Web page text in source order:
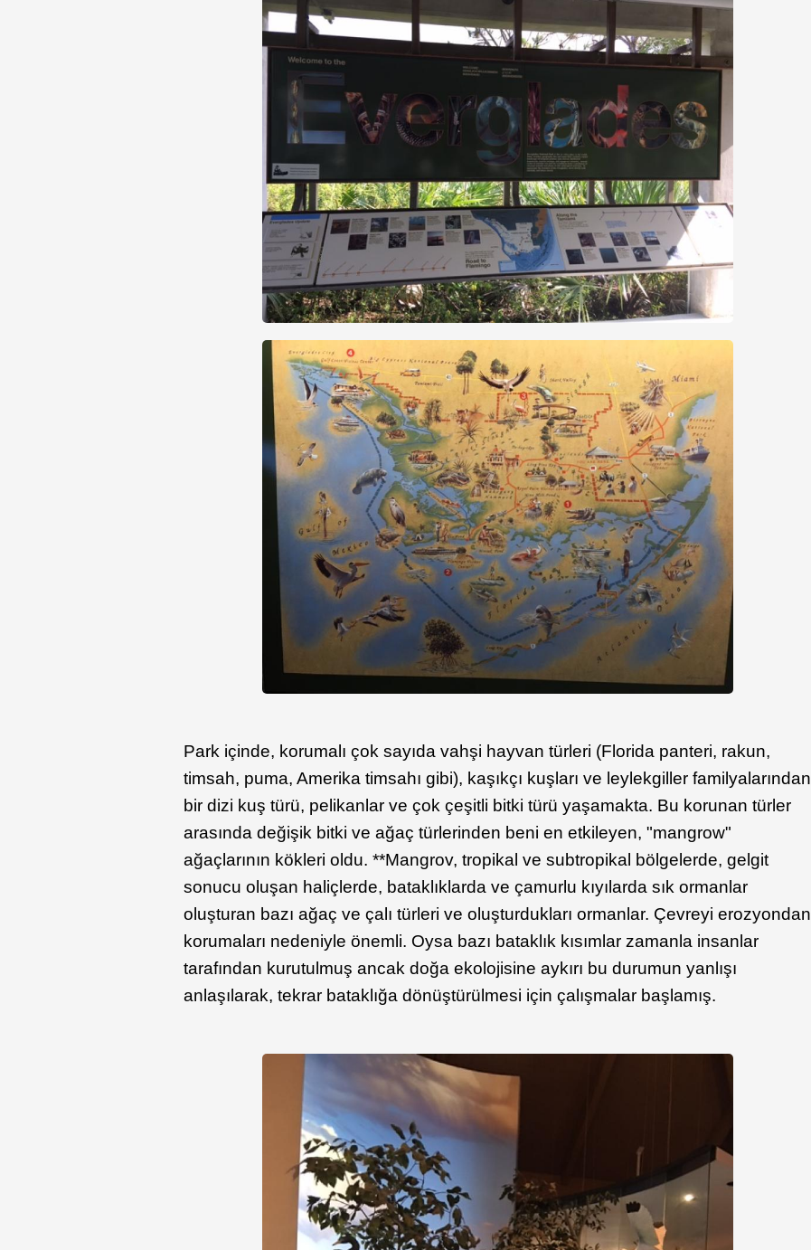
Park içinde, korumalı çok sayıda vahşi hayvan türleri (Florida panteri, rakun,
timsah, puma, Amerika timsahı gibi), kaşıkçı kuşları ve leylekgiller familyalarından
bir dizi kuş türü, pelikanlar ve çok çeşitli bitki türü yaşamakta. Bu korunan türler
arasında değişik bitki ve ağaç türlerinden beni en etkileyen, "mangrow"
ağaçlarının kökleri oldu. **Mangrov, tropikal ve subtropikal bölgelerde, gelgit
sonucu oluşan haliçlerde, bataklıklarda ve çamurlu kıyılarda sık ormanlar
oluşturan bazı ağaç ve çalı türleri ve oluşturdukları ormanlar. Çevreyi erozyondan
korumaları nedeniyle önemli. Oysa bazı bataklık kısımlar zamanla insanlar
tarafından kurutulmuş ancak doğa ekolojisine aykırı bu durumun yanlışı
anlaşılarak, tekrar bataklığa dönüştürülmesi için çalışmalar başlamış.